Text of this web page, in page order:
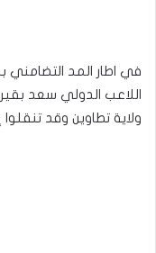
في اطار المد التضامني
ولاية تطاوين وقد